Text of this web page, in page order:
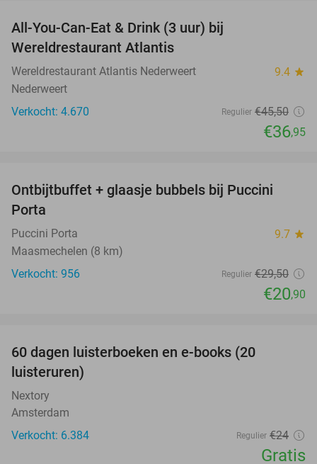
All-You-Can-Eat & Drink (3 uur) bij
Wereldrestaurant Atlantis
Wereldrestaurant Atlantis Nederweert 9.4 star
Nederweert
Verkocht: 4.670
Regulier €45,50
€36,95
Ontbijtbuffet + glaasje bubbels bij Puccini
Porta
Puccini Porta 9.7 star
Maasmechelen (8 km)
Verkocht: 956
Regulier €29,50
€20,90
60 dagen luisterboeken en e-books (20
luisteruren)
Nextory
Amsterdam
Verkocht: 6.384
Regulier €24
Gratis